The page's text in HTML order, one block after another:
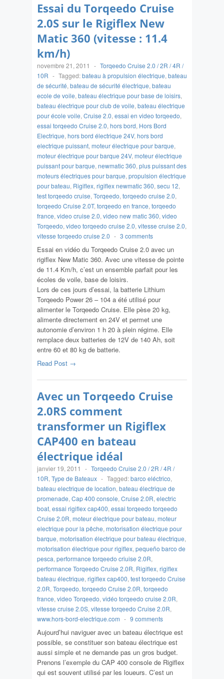
Essai du Torqeedo Cruise
2.0S sur le Rigiflex New
Matic 360 (vitesse : 11.4
km/h)
novembre 21, 2011 - Torqeedo Cruise 2.0 / 2R / 4R /
10R - Tagged:bateau à propulsion électrique, bateau
de sécurité, bateau de sécurité électrique, bateau
ecole de voile, bateau électrique pour base de loisirs,
bateau électrique pour club de voile, bateau électrique
pour école voile, Cruise 2.0, essai en video torqeedo,
essai torqeedo Cruise 2.0, hors bord, Hors Bord
Electrique, hors bord électrique 24V, hors bord
electrique puissant, moteur électrique pour barque,
moteur électrique pour barque 24V, moteur électrique
puissant pour barque, newmatic 360, plus puissant des
moteurs électriques pour barque, propulsion électrique
pour bateau, Rigiflex, rigiflex newmatic 360, secu 12,
test torqeedo cruise, Torqeedo, torqeedo cruise 2.0,
torqeedo Cruise 2.0T, torqeedo en france, torqeedo
france, video cruise 2.0, video new matic 360, video
Torqeedo, video torqeedo cruise 2.0, vitesse cruise 2.0,
vitesse torqeedo cruise 2.0 - 3 comments
Essai en vidéo du Torqeedo Cruise 2.0 avec un
rigiflex New Matic 360. Avec une vitesse de pointe
de 11.4 Km/h, c’est un ensemble parfait pour les
écoles de voile, base de loisirs.
Lors de ces jours d’essai, la batterie Lithium
Torqeedo Power 26 – 104 a été utilisé pour
alimenter le Torqeedo Cruise. Elle pèse 20 kg,
alimente directement en 24V et permet une
autonomie d’environ 1 h 20 à plein régime. Elle
remplace deux batteries de 12V de 140 Ah, soit
entre 60 et 80 kg de batterie.
Read Post →
Avec un Torqeedo Cruise
2.0RS comment
transformer un Rigiflex
CAP400 en bateau
électrique idéal
janvier 19, 2011 - Torqeedo Cruise 2.0 / 2R / 4R /
10R, Type de Bateaux - Tagged:barco eléctrico,
bateau electrique de location, bateau électrique de
promenade, Cap 400 console, Cruise 2.0R, electric
boat, essai rigiflex cap400, essai torqeedo torqeedo
Cruise 2.0R, moteur électrique pour bateau, moteur
electrique pour la pêche, motorisation électrique pour
barque, motorisation électrique pour bateau électrique,
motorisation électrique pour rigiflex, pequeño barco de
pesca, performance torqeedo criuise 2.0R,
performance Torqeedo Cruise 2.0R, Rigiflex, rigiflex
bateau électrique, rigiflex cap400, test torqeedo Cruise
2.0R, Torqeedo, torqeedo Cruise 2.0R, torqeedo
france, video Torqeedo, vidéo torqeedo cruise 2.0R,
vitesse cruise 2.0S, vitesse torqeedo Cruise 2.0R,
www.hors-bord-electrique.com - 9 comments
Aujourd’hui naviguer avec un bateau électrique est
possible, se constituer son bateau électrique est
aussi simple et ne demande pas un gros budget.
Prenons l’exemple du CAP 400 console de Rigiflex
qui est souvent utilisé par les loueurs. C’est un